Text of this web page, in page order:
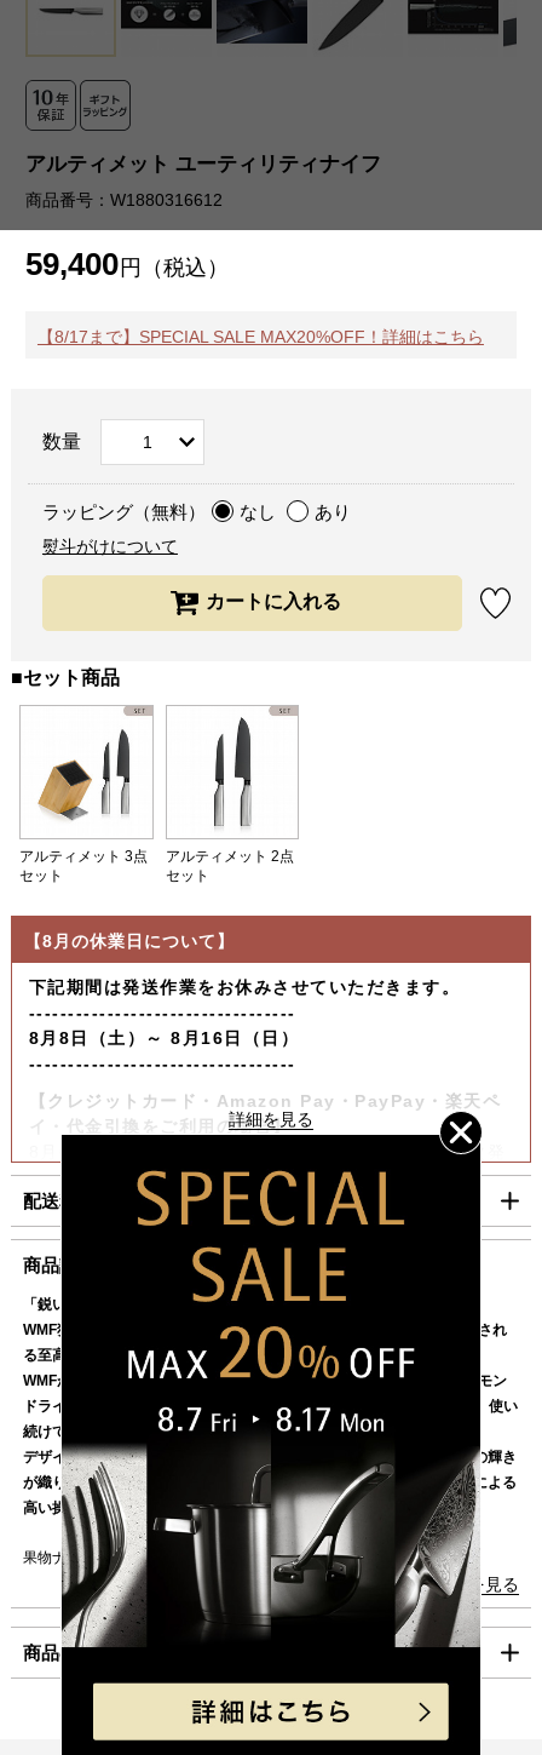
アルティメット ユーティリティナイフ
商品番号：W1880316612
59,400 円（税込）
【8/17まで】SPECIAL SALE MAX20%OFF！詳細はこちら
数量
ラッピング（無料） なし あり
熨斗がけについて
■セット商品
アルティメット 3点
セット
アルティメット 2点
セット
【8月の休業日について】
下記期間は発送作業をお休みさせていただきます。
----------------------------------
8月8日（土）～ 8月16日（日）
----------------------------------
【クレジットカード・Amazon Pay・PayPay・楽天ペ
イ・代金引換をご利用の場合】
8月6日（木）迄の『ご注文』は8月7日（金）迄に順次発
送いたします。
【コンビニ決済をご利用の場合】
8月6日（木）迄の『ご注文及びご入金確認分』は8月7日
（金）迄に順次発送いたします。
上記日時以降のご注文及びご入金確認分につきましては、8月
17日（月）以降の発送となります。
ご迷惑をお掛けいたしますが、何卒ご了承賜りますよう
お願い申し上げます。
配送料・お支払い方法について
■配送料（税込）
北海道 1,100円
東北・関東・信越・
北陸・中部・関西
840円
中国・四国
九州
沖縄 1,980円
海外への発送は行っておりません。
「コンパクト便」の送料はこちら。
■お支払方法
「コンパクト便」を選択の場合は、クレジット決済のみのご利用となりま
す。
商品説明
「鋭い切れ味が続く、究極の研がないナイフ」
WMF独自のダイヤモンドカット技術が生み出す、時を超えて研ぎ澄まされ
る至高の一本。
WMFが誇る最新精密技術（パフォーマンスカット）と高性能なダイヤモン
ドライクカーボンコーティング（DLCコーティング）との融合により、使い
続けても摩耗しないナイフを実現。
デザインは、カーボン素材の漆黒ブラックと、洗練されたステンレスの輝き
が織りなす上質なコンビネーションが魅力。人間工学に基づいた設計による
高い操作性も兼ね備えている。
果物ナイフとしても可能な小型のナイフです。
■独自の「ダイヤモンドカット」テクノロジー
WMFが誇る最新精密技術（パフォーマンスカット）と高性能なDLC（ダイ
ヤモンドライクカーボン）コーティングとの融合により、使い続けても摩耗
しない｢鋭い切れ味が続く、究極の研がないナイフ｣を実現。ドイツのWMF
工場で鍛造されるドイツ職人による鍛造ブレードは、WMFならではの鋭い
切れ味を実現します。
続きを見る
商品の仕様
刃渡り（mm）:120
全長（mm）:235